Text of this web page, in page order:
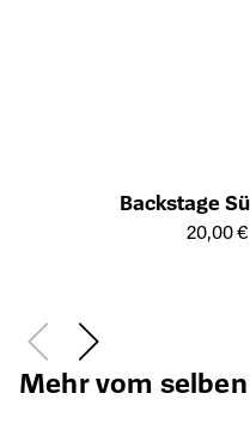
Backstage
Öffnet die Detailseite des20,00 €
Mehr vom